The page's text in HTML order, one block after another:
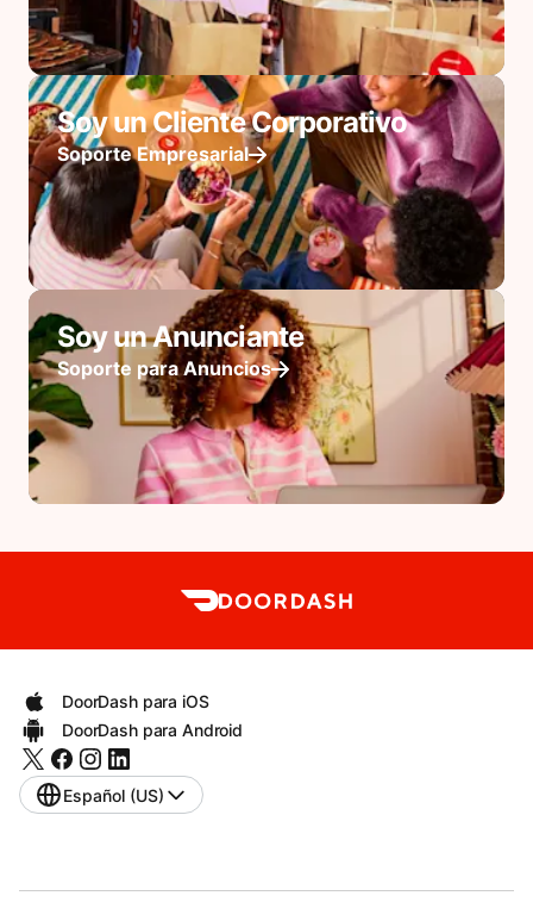
Soy un Cliente Corporativo
Soporte Empresarial
Soy un Anunciante
Soporte para Anuncios
DoorDash para iOS
DoorDash para Android
Español (US)